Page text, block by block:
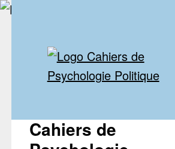
Cahiers de